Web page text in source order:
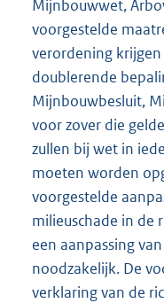
Mijnbouwwet,
voorgestelde
verordening
doublerende
Mijnbouwbesluit,
voor zover die
zullen bij wet in
moeten worden
voorgestelde
milieuschade in de
een aanpassing
noodzakelijk. De
verklaring van de